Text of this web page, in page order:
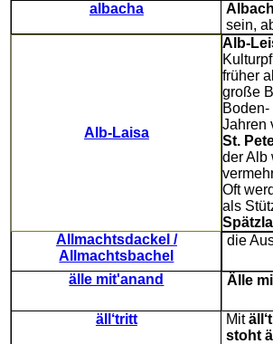
albacha
sein,
Alb-Laisa
Alb-
früher
große
Jahren
St.
der Alb
Oft
als
Spätzla
Allmachtsdackel /
Allmachtsbachel
die
älle mit'anand Älle
äll‘tritt Mit
stoht